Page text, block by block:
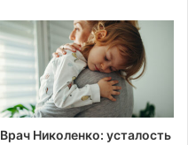
Врач Николенко: усталость